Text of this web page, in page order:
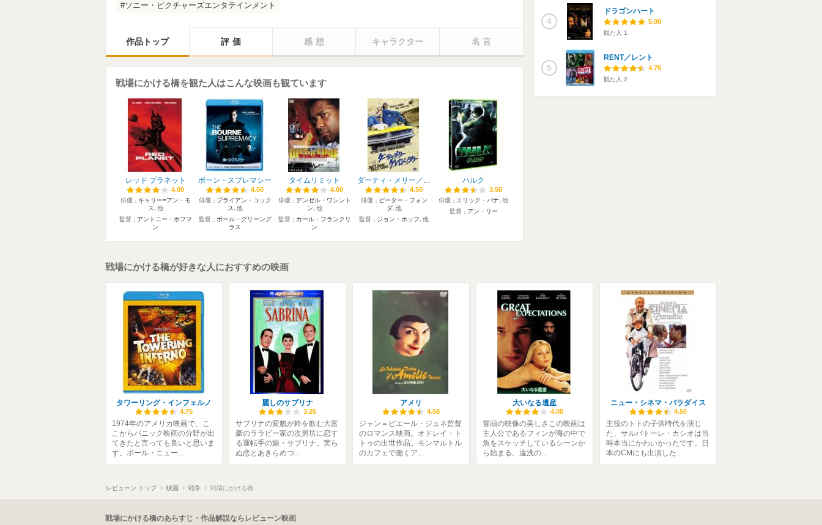
ソニー・ピクチャーズエンタテインメント
作品トップ 評価 感想 キャラクター 名言
戦場にかける橋を観た人はこんな映画も観ています
レッド プラネット
4.00
4.00
俳優
キャリー=アン・モ
ス､他
監督
アントニー・ホフマ
ン
ボーン・スプレマシー
4.50
4.50
俳優
ブライアン・コック
ス､他
監督
ポール・グリーング
ラス
タイムリミット
4.00
4.00
俳優
デンゼル・ワシント
ン､他
監督
カール・フランクリ
ン
ダーティ・メリー／クレイジー・ラリー
4.50
4.50
俳優
ピーター・フォン
ダ､他
監督
ジョン・ホッフ､他
ハルク
3.50
3.50
俳優 エリック・バナ､他
監督
アン・リー
4
ドラゴンハート
5.00
観た人 1
5
RENT／レント
4.75
観た人 2
戦場にかける橋が好きな人におすすめの映画
タワーリング・インフェルノ
4.75
1974年のアメリカ映画で、こ
こからパニック映画の分野が出
てきたと言っても良いと思いま
す。ポール・ニュー...
麗しのサブリナ
3.25
サブリナの変貌が粋を飲む大富
豪のララビー家の次男坊に恋す
る運転手の娘・サブリナ。実ら
ぬ恋とあきらめつ...
アメリ
4.58
ジャン＝ピエール・ジュネ監督
のロマンス映画。オドレイ・ト
トゥの出世作品。モンマルトル
のカフェで働くア...
大いなる遺産
4.00
冒頭の映像の美しさこの映画は
主人公であるフィンが海の中で
魚をスケッチしているシーンか
ら始まる。遠浅の...
ニュー・シネマ・パラダイス
4.50
主役のトトの子供時代を演じ
た、サルバトーレ・カシオは当
時本当にかわいかったです。日
本のCMにも出演した...
レビューン トップ 映画 戦争 戦場にかける橋
戦場にかける橋のあらすじ・作品解説ならレビューン映画